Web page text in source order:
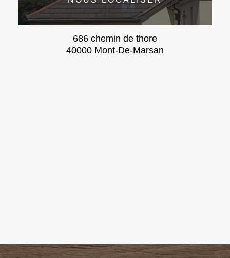
686 chemin de thore
40000 Mont-De-Marsan